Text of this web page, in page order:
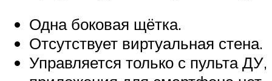
Одна боковая щётка.
Отсутствует виртуальная стена.
Управляется только с пульта ДУ,